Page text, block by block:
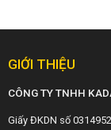
GIỚI THIỆU
CÔNG TY TNHH
Giấy ĐKDN số